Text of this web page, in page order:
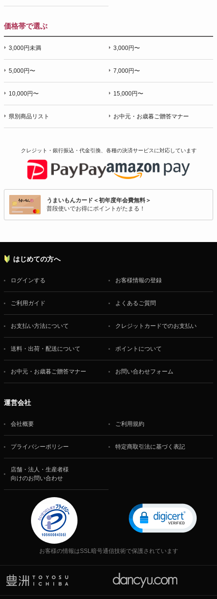
価格帯で選ぶ
3,000円未満 3,000円〜
5,000円〜 7,000円〜
10,000円〜 15,000円〜
県別商品リスト お中元・お歳暮ご贈答マナー
クレジット・銀行振込・代金引換、各種の決済サービスに対応しています
うまいもんカード＜初年度年会費無料＞
普段使いでお得にポイントがたまる！
はじめての方へ
ログインする お客様情報の登録
ご利用ガイド よくあるご質問
お支払い方法について クレジットカードでのお支払い
送料・出荷・配送について ポイントについて
お中元・お歳暮ご贈答マナー お問い合わせフォーム
運営会社
会社概要 ご利用規約
プライバシーポリシー 特定商取引法に基づく表記
店舗・法人・生産者様
向けのお問い合わせ
お客様の情報はSSL暗号通信技術で保護されています